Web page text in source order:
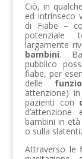
Ciò, in
ed intrinseco
di Fiabe –
potenziale
largamente
bambini.
pubblico
fiabe, per
delle
attenzione)
pazienti con
bambini in
o sulla
Attraverso le